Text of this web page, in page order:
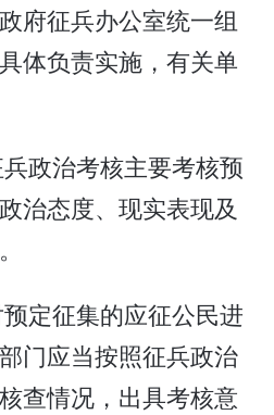
府征兵办公室统一组
体负责实施，有关单
政治考核主要考核预
治态度、现实表现及
定征集的应征公民进
门应当按照征兵政治
查情况，出具考核意